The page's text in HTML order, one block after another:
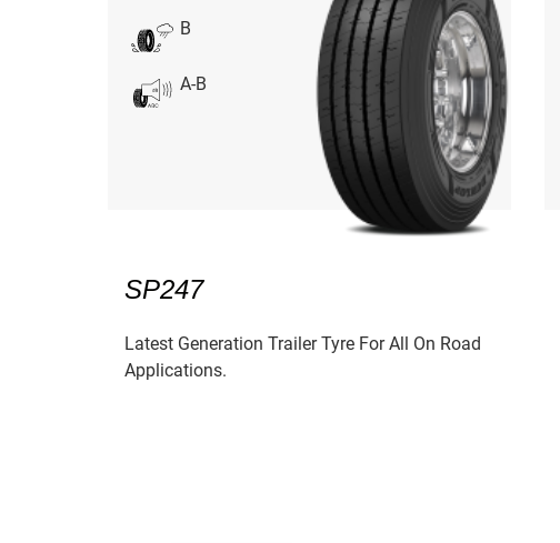
B
A-B
SP247
Latest Generation Trailer Tyre For All On Road
Applications.